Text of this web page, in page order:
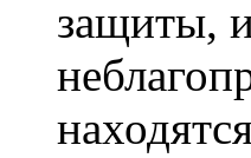
защиты,